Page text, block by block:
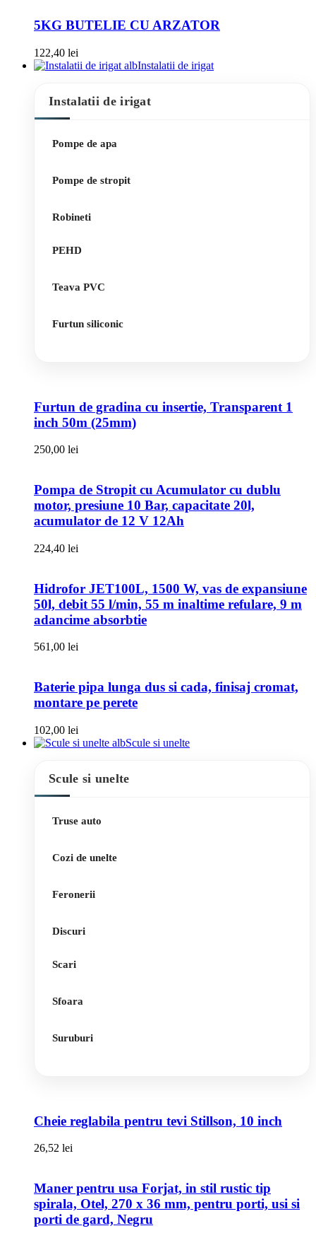
5KG BUTELIE CU ARZATOR
122,40 lei
Instalatii de irigat
Instalatii de irigat
Pompe de apa
Pompe de stropit
Robineti
PEHD
Teava PVC
Furtun siliconic
Furtun de gradina cu insertie, Transparent 1
inch 50m (25mm)
250,00 lei
Pompa de Stropit cu Acumulator cu dublu
motor, presiune 10 Bar, capacitate 20l,
acumulator de 12 V 12Ah
224,40 lei
Hidrofor JET100L, 1500 W, vas de expansiune
50l, debit 55 l/min, 55 m inaltime refulare, 9 m
adancime absorbtie
561,00 lei
Baterie pipa lunga dus si cada, finisaj cromat,
montare pe perete
102,00 lei
Scule si unelte
Scule si unelte
Truse auto
Cozi de unelte
Feronerii
Discuri
Scari
Sfoara
Suruburi
Cheie reglabila pentru tevi Stillson, 10 inch
26,52 lei
Maner pentru usa Forjat, in stil rustic tip
spirala, Otel, 270 x 36 mm, pentru porti, usi si
porti de gard, Negru